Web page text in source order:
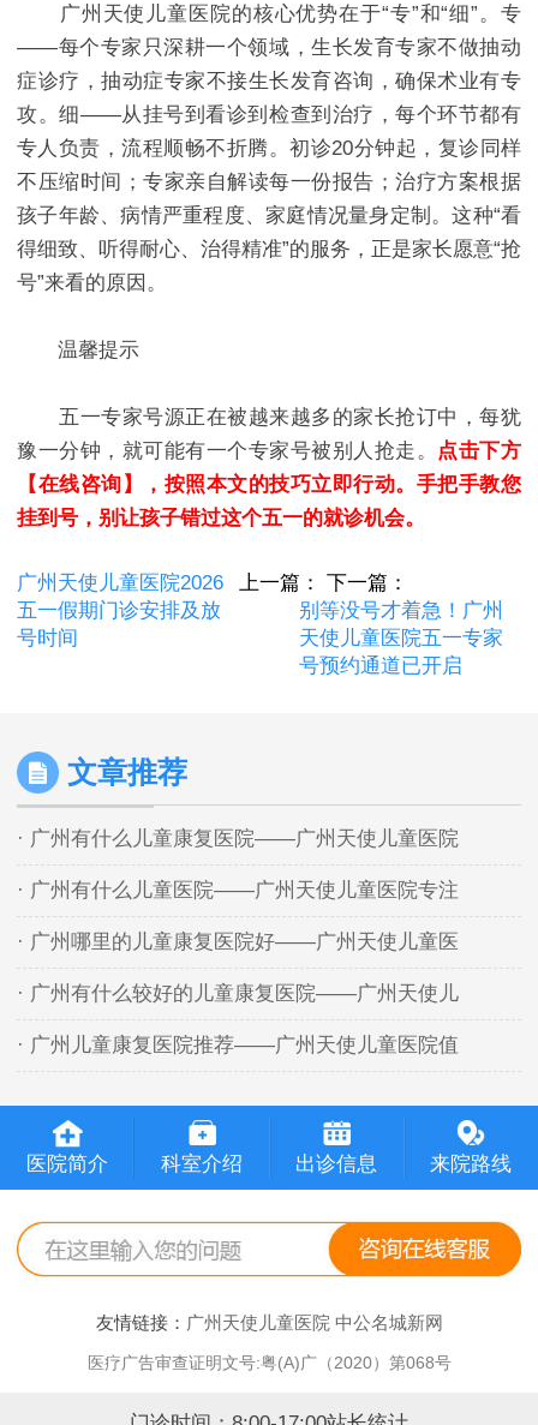
广州天使儿童医院的核心优势在于“专”和“细”。专
——每个专家只深耕一个领域，生长发育专家不做抽动
症诊疗，抽动症专家不接生长发育咨询，确保术业有专
攻。细——从挂号到看诊到检查到治疗，每个环节都有
专人负责，流程顺畅不折腾。初诊20分钟起，复诊同样
不压缩时间；专家亲自解读每一份报告；治疗方案根据
孩子年龄、病情严重程度、家庭情况量身定制。这种“看
得细致、听得耐心、治得精准”的服务，正是家长愿意“抢
号”来看的原因。
温馨提示
五一专家号源正在被越来越多的家长抢订中，每犹
豫一分钟，就可能有一个专家号被别人抢走。 点击下方
【在线咨询】，按照本文的技巧立即行动。手把手教您
挂到号，别让孩子错过这个五一的就诊机会。
上一篇：
广州天使儿童医院2026
五一假期门诊安排及放
号时间
下一篇：
别等没号才着急！广州
天使儿童医院五一专家
号预约通道已开启
文章推荐
· 广州有什么儿童康复医院——广州天使儿童医院
· 广州有什么儿童医院——广州天使儿童医院专注
· 广州哪里的儿童康复医院好——广州天使儿童医
· 广州有什么较好的儿童康复医院——广州天使儿
· 广州儿童康复医院推荐——广州天使儿童医院值
医院简介 科室介绍 出诊信息 来院路线
友情链接： 广州天使儿童医院 中公名城新网
医疗广告审查证明文号:粤(A)广（2020）第068号